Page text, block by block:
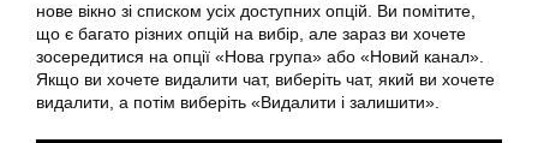
нове вікно зі списком усіх доступних опцій. Ви помітите,
що є багато різних опцій на вибір, але зараз ви хочете
зосередитися на опції «Нова група» або «Новий канал».
Якщо ви хочете видалити чат, виберіть чат, який ви хочете
видалити, а потім виберіть «Видалити і залишити».